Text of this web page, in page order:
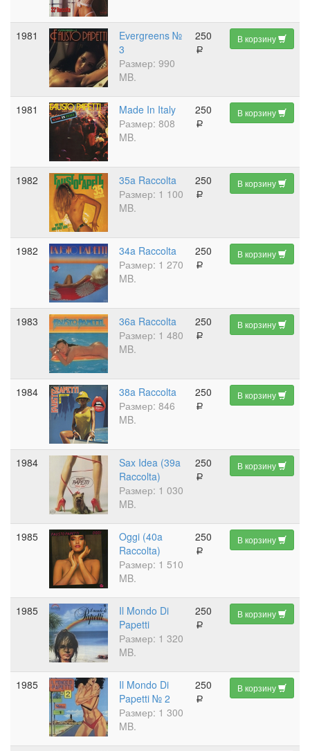
1981
Evergreens №
3
Размер: 990
MB.
250
a
В корзину
1981
Made In Italy
Размер: 808
MB.
250
a
В корзину
1982
35a Raccolta
Размер: 1 100
MB.
250
a
В корзину
1982
34a Raccolta
Размер: 1 270
MB.
250
a
В корзину
1983
36a Raccolta
Размер: 1 480
MB.
250
a
В корзину
1984
38a Raccolta
Размер: 846
MB.
250
a
В корзину
1984
Sax Idea (39a
Raccolta)
Размер: 1 030
MB.
250
a
В корзину
1985
Oggi (40a
Raccolta)
Размер: 1 510
MB.
250
a
В корзину
1985
Il Mondo Di
Papetti
Размер: 1 320
MB.
250
a
В корзину
1985
Il Mondo Di
Papetti № 2
Размер: 1 300
MB.
250
a
В корзину